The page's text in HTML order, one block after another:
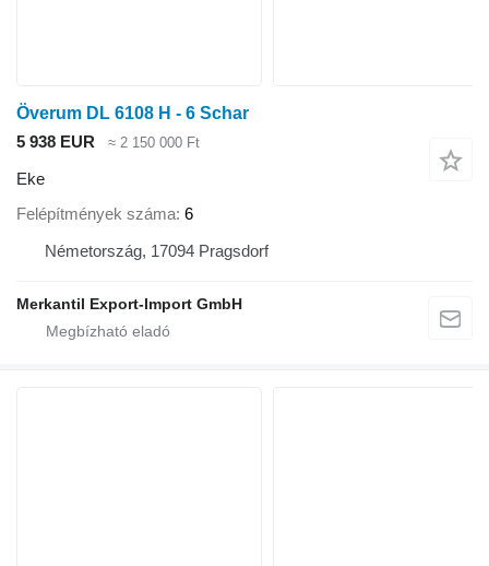
Överum DL 6108 H - 6 Schar
5 938 EUR
≈ 2 150 000 Ft
Eke
Felépítmények száma 6
Németország, 17094 Pragsdorf
Merkantil Export-Import GmbH